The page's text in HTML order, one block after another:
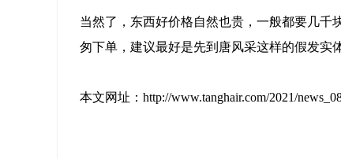
当然了，东西好价格自然也贵，一般都要几
匆下单，建议最好是先到唐风采这样的假发实
本文网址：http://www.tanghair.com/2021/